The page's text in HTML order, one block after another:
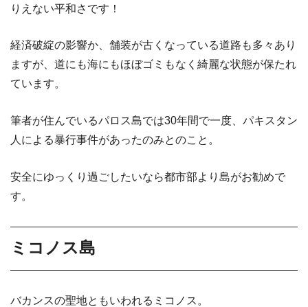
りえない平和さです！
経済破綻の影響か、舗装が古くなっている道路も多々あり
ますが、道にも海にもほぼゴミもなく綺麗な状態が保たれ
ています。
筆者が住んでいるパロス島では30年間で一度、パキスタン
人による暴行事件があったのみとのこと。
安全にゆっくり過ごしたいなら都市部より島がお勧めで
す。
ミコノス島
バカンスの聖地ともいわれるミコノス。